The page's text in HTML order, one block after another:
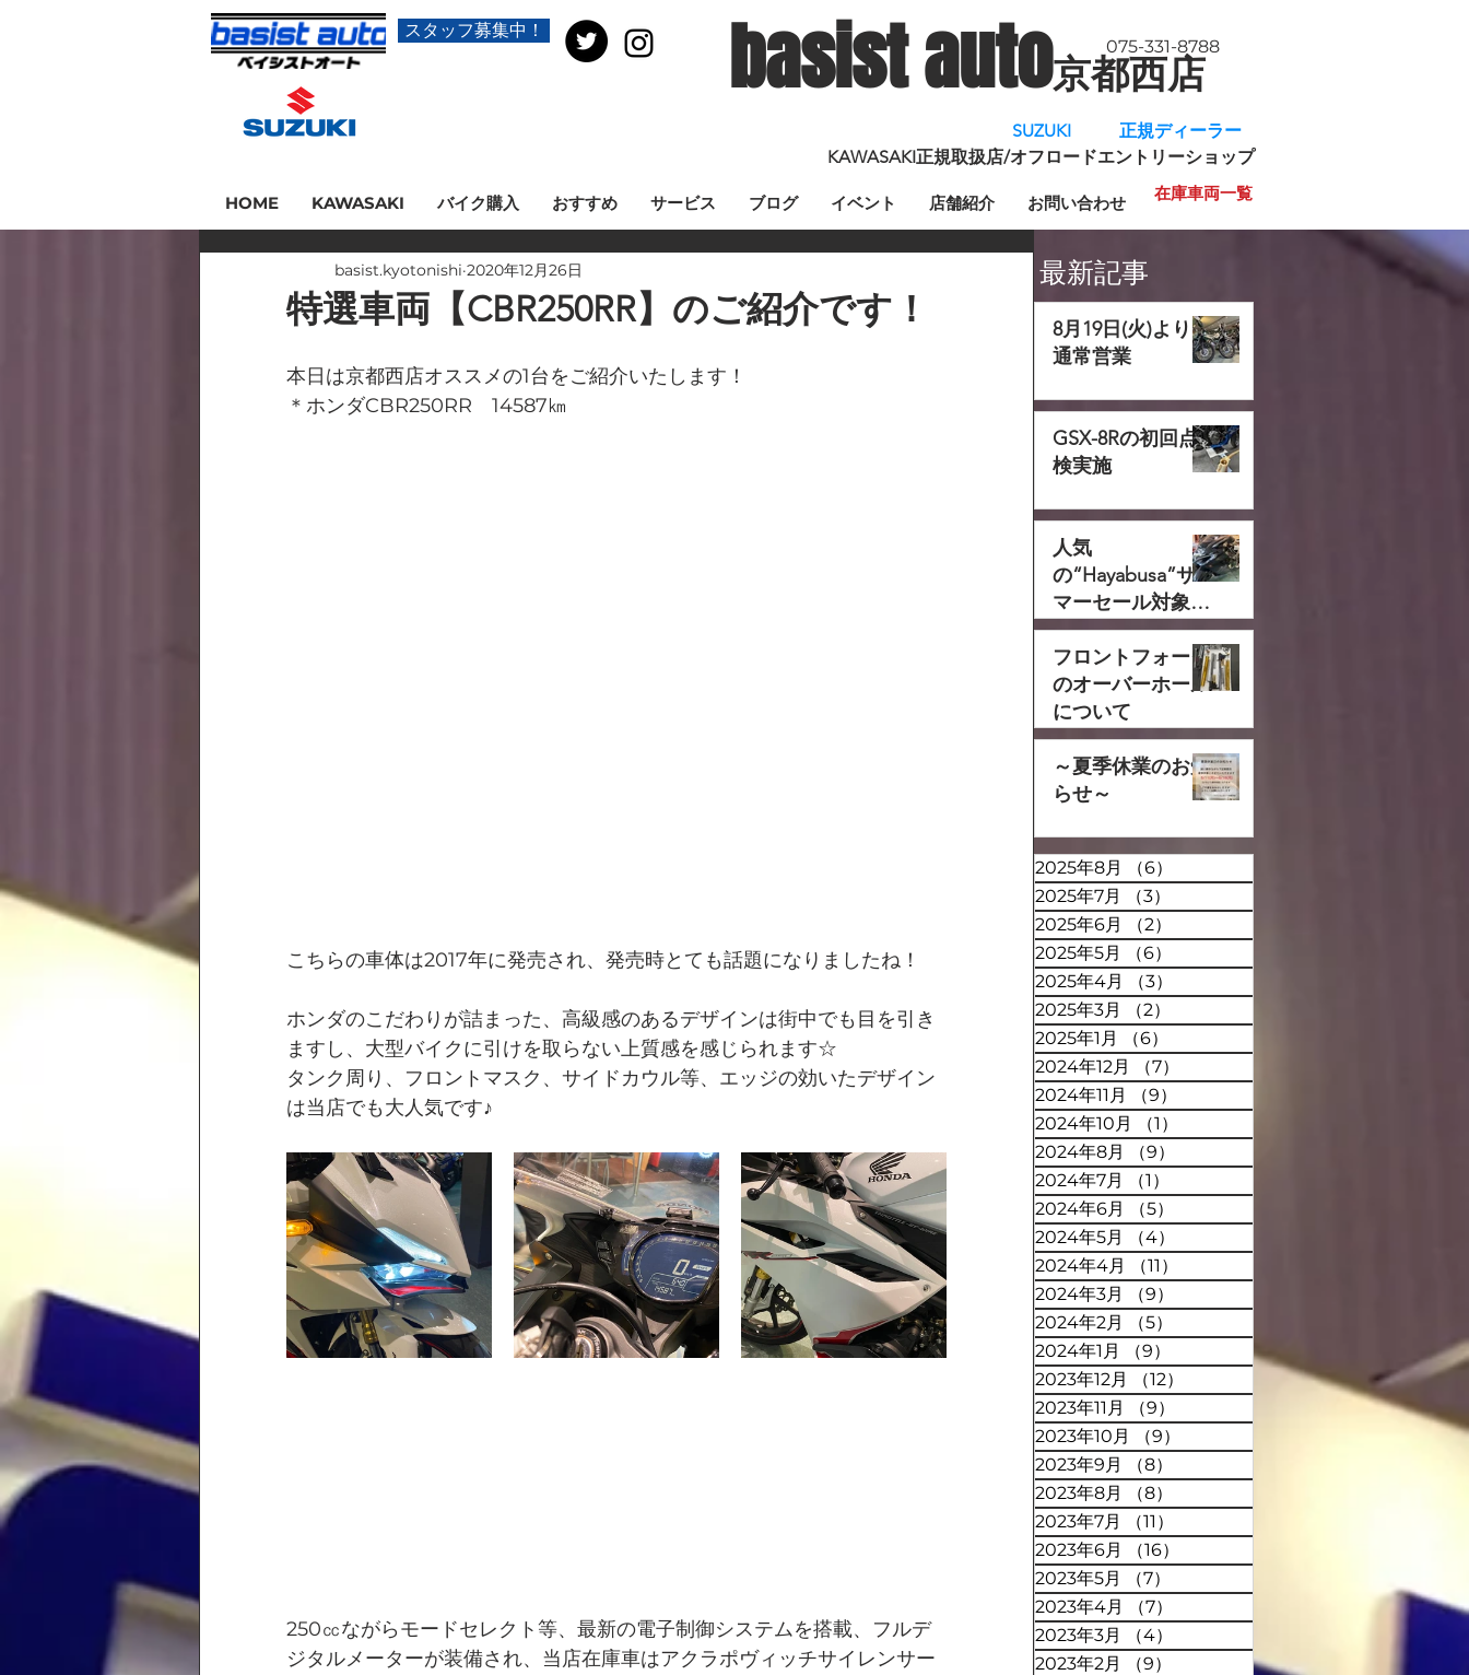
スタッフ募集中！ basist auto京都西店
075-331-8788
SUZUKI 正規ディーラー
KAWASAKI正規取扱店/オフロードエントリーショップ
HOME KAWASAKI バイク購入 おすすめ サービス ブログ イベント 店舗紹介 お問い合わせ 在庫車両一覧
最新記事
8月19日(火)より
通常営業
GSX-8Rの初回点
検実施
人気
の“Hayabusa”サ
マーセール対象で
す‼
フロントフォーク
のオーバーホール
について
～夏季休業のお知
らせ～
2025年8月 （6）
2025年7月
（3）
2025年6月
（2）
2025年5月
（6）
2025年4月
（3）
2025年3月
（2）
2025年1月
（6）
2024年12月
（7）
2024年11月
（9）
2024年10月
（1）
2024年8月
（9）
2024年7月
（1）
2024年6月
（5）
2024年5月
（4）
2024年4月
（11）
2024年3月
（9）
2024年2月
（5）
2024年1月
（9）
2023年12月
（12）
2023年11月
（9）
2023年10月
（9）
2023年9月
（8）
2023年8月
（8）
2023年7月
（11）
2023年6月
（16）
2023年5月
（7）
2023年4月
（7）
2023年3月
（4）
2023年2月
（9）
特選車両【CBR250RR】のご紹介です！
basist.kyotonishi 2020年12月26日
本日は京都西店オススメの1台をご紹介いたします！
＊ホンダCBR250RR　14587㎞
こちらの車体は2017年に発売され、発売時とても話題になりましたね！
ホンダのこだわりが詰まった、高級感のあるデザインは街中でも目を引き
ますし、大型バイクに引けを取らない上質感を感じられます☆
タンク周り、フロントマスク、サイドカウル等、エッジの効いたデザイン
は当店でも大人気です♪
250㏄ながらモードセレクト等、最新の電子制御システムを搭載、フルデ
ジタルメーターが装備され、当店在庫車はアクラポヴィッチサイレンサー